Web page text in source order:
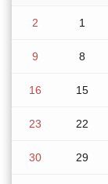
1
2
8
9
15
16
22
23
29
30